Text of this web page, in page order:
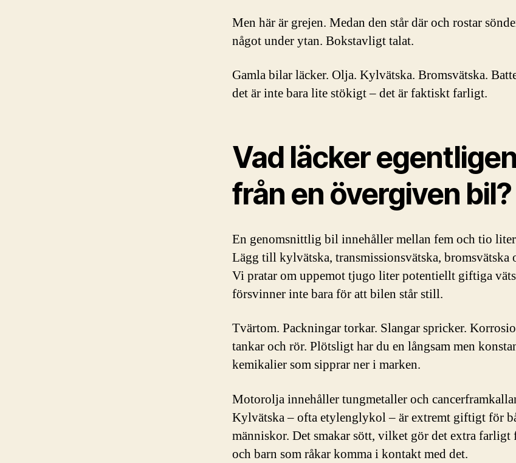
Men här är grejen. Medan den står där och rostar
något under ytan. Bokstavligt talat.
Gamla bilar läcker. Olja. Kylvätska. Bromsvätska.
det är inte bara lite stökigt – det är faktiskt farligt.
Vad läcker
från en övergiven bil?
En genomsnittlig bil innehåller mellan fem och tio
Lägg till kylvätska, transmissionsvätska, bromsvätska
Vi pratar om uppemot tjugo liter potentiellt giftiga
försvinner inte bara för att bilen står still.
Tvärtom. Packningar torkar. Slangar spricker.
tankar och rör. Plötsligt har du en långsam men
kemikalier som sipprar ner i marken.
Motorolja innehåller tungmetaller och
Kylvätska – ofta etylenglykol – är extremt giftigt för
människor. Det smakar sött, vilket gör det extra
och barn som råkar komma i kontakt med det.